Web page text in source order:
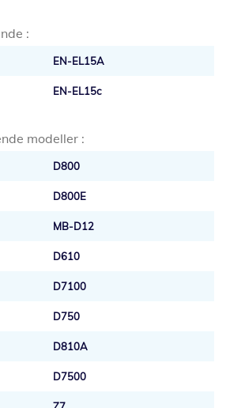
:
EN-EL15A
EN-EL15c
modeller :
D800
D800E
MB-D12
D610
D7100
D750
D810A
D7500